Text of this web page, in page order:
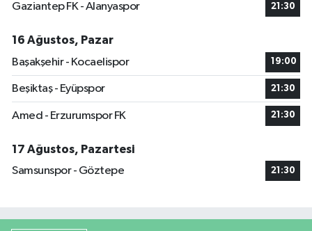
Gaziantep FK - Alanyaspor 21:30
16 Ağustos, Pazar
Başakşehir - Kocaelispor
19:00
Beşiktaş - Eyüpspor 21:30
Amed - Erzurumspor FK 21:30
17 Ağustos, Pazartesi
Samsunspor - Göztepe
21:30